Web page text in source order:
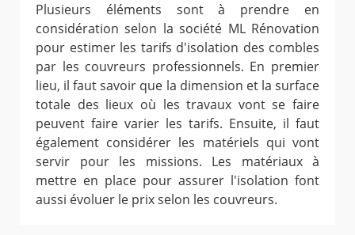
Plusieurs éléments sont à prendre en
considération selon la société ML Rénovation
pour estimer les tarifs d'isolation des combles
par les couvreurs professionnels. En premier
lieu, il faut savoir que la dimension et la surface
totale des lieux où les travaux vont se faire
peuvent faire varier les tarifs. Ensuite, il faut
également considérer les matériels qui vont
servir pour les missions. Les matériaux à
mettre en place pour assurer l'isolation font
aussi évoluer le prix selon les couvreurs.